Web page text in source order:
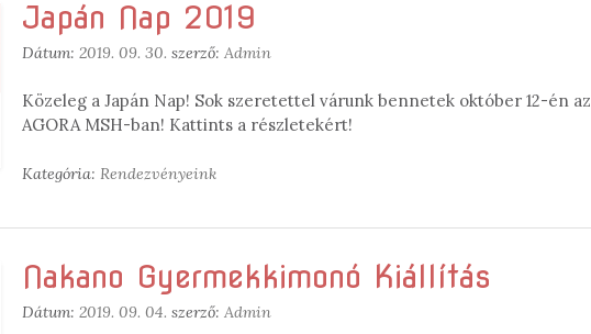
Japán Nap 2019
Dátum:2019. 09. 30. szerző: Admin
Közeleg a Japán Nap! Sok szeretettel várunk bennetek október 12-én az
AGORA MSH-ban! Kattints a részletekért!
Kategória: Rendezvényeink
Nakano Gyermekkimonó Kiállítás
Dátum:2019. 09. 04. szerző: Admin